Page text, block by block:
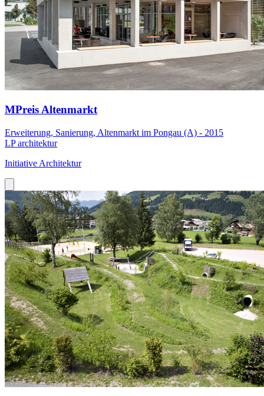
MPreis Altenmarkt
Erweiterung, Sanierung, Altenmarkt im Pongau (A) - 2015
LP architektur
Initiative Architektur